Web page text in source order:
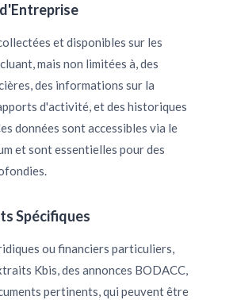
et disponibles sur les
mais non limitées à, des
des informations sur la
d'activité, et des historiques
données sont accessibles via le
et sont essentielles pour des
Spécifiques
ou financiers particuliers,
Kbis, des annonces BODACC,
pertinents, qui peuvent être